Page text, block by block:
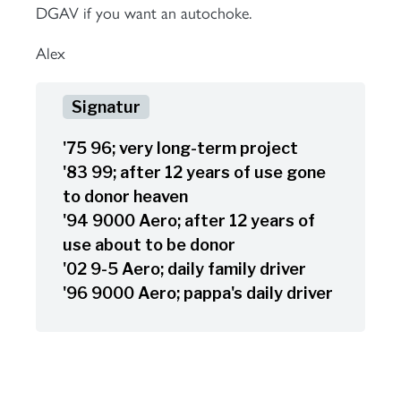
DGAV if you want an autochoke.
Alex
'75 96; very long-term project
'83 99; after 12 years of use gone
to donor heaven
'94 9000 Aero; after 12 years of
use about to be donor
'02 9-5 Aero; daily family driver
'96 9000 Aero; pappa's daily driver